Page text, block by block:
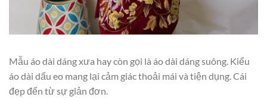
Mẫu áo dài dáng xưa hay còn gọi là áo dài dáng suông. Kiểu
áo dài dấu eo mang lại cảm giác thoải mái và tiện dụng. Cái
đẹp đến từ sự giản đơn.